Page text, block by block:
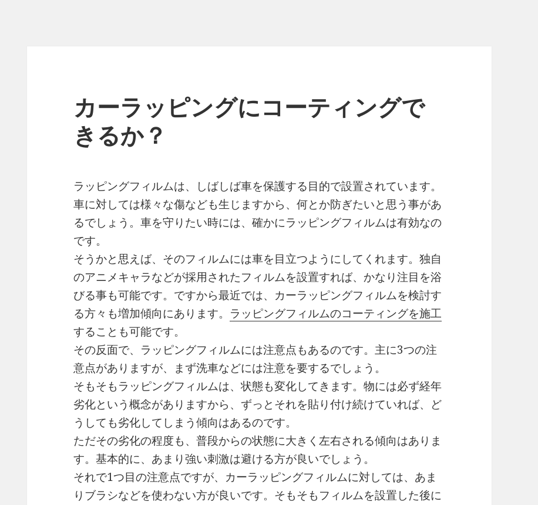
カーラッピングにコーティングで
きるか？
ラッピングフィルムは、しばしば車を保護する目的で設置されています。
車に対しては様々な傷なども生じますから、何とか防ぎたいと思う事があ
るでしょう。車を守りたい時には、確かにラッピングフィルムは有効なの
です。
そうかと思えば、そのフィルムには車を目立つようにしてくれます。独自
のアニメキャラなどが採用されたフィルムを設置すれば、かなり注目を浴
びる事も可能です。ですから最近では、カーラッピングフィルムを検討す
る方々も増加傾向にあります。 ラッピングフィルムのコーティングを施工
することも可能です。
その反面で、ラッピングフィルムには注意点もあるのです。主に3つの注
意点がありますが、まず洗車などには注意を要するでしょう。
そもそもラッピングフィルムは、状態も変化してきます。物には必ず経年
劣化という概念がありますから、ずっとそれを貼り付け続けていれば、ど
うしても劣化してしまう傾向はあるのです。
ただその劣化の程度も、普段からの状態に大きく左右される傾向はありま
す。基本的に、あまり強い刺激は避ける方が良いでしょう。
それで1つ目の注意点ですが、カーラッピングフィルムに対しては、あま
りブラシなどを使わない方が良いです。そもそもフィルムを設置した後に